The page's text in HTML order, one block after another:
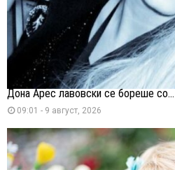
Дона Арес лавовски се бореше со...
09:01 - 9 август, 2026